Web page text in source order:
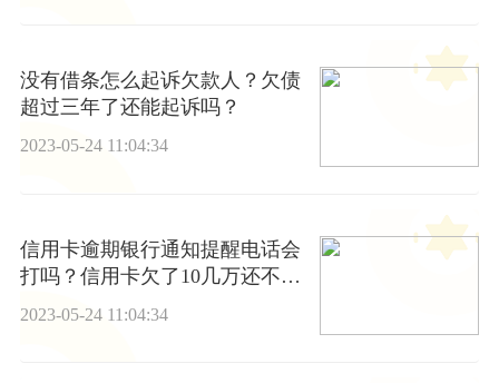
没有借条怎么起诉欠款人？欠债
超过三年了还能起诉吗？
2023-05-24 11:04:34
信用卡逾期银行通知提醒电话会
打吗？信用卡欠了10几万还不起
2023-05-24 11:04:34